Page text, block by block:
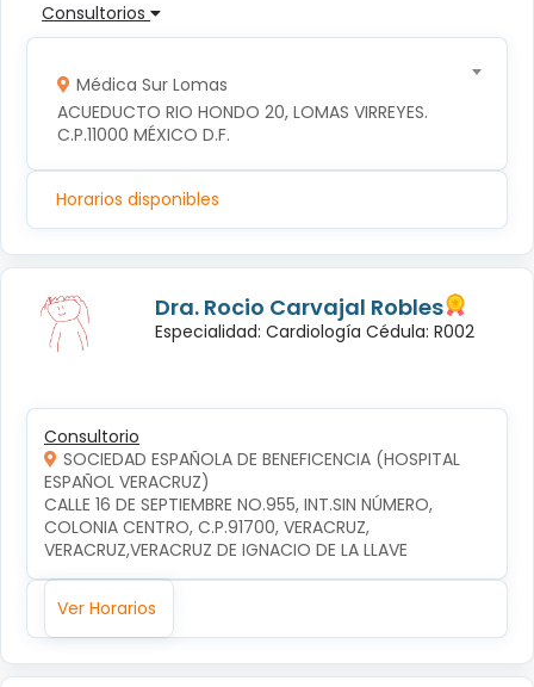
Consultorios
Médica Sur Lomas
ACUEDUCTO RIO HONDO 20, LOMAS VIRREYES.
C.P.11000 MÉXICO D.F.
Horarios disponibles
Dra. Rocio Carvajal Robles
Especialidad: Cardiología Cédula: R002
Consultorio
SOCIEDAD ESPAÑOLA DE BENEFICENCIA (HOSPITAL
ESPAÑOL VERACRUZ)
CALLE 16 DE SEPTIEMBRE NO.955, INT.SIN NÚMERO,
COLONIA CENTRO, C.P.91700, VERACRUZ,
VERACRUZ,VERACRUZ DE IGNACIO DE LA LLAVE
Ver Horarios